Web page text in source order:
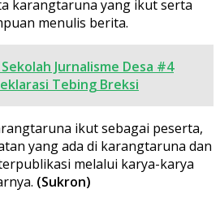
karangtaruna yang ikut serta
menulis berita.
Jurnalisme Desa #4
Tebing Breksi
ikut sebagai peserta,
yang ada di karangtaruna dan
melalui karya-karya
(Sukron)